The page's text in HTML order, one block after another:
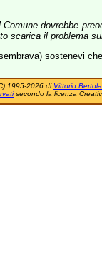
dovrebbe
scarica il problema
sostenevi
1995-2026 di Vittorio Bertola
secondo la licenza